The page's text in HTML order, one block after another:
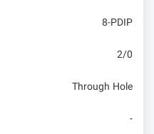
8-PDIP
2/0
Through Hole
-